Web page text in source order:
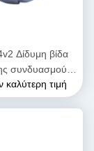
Δίδυμη βίδα
συνδυασμού
εργοστάσιο
καλύτερη τιμή